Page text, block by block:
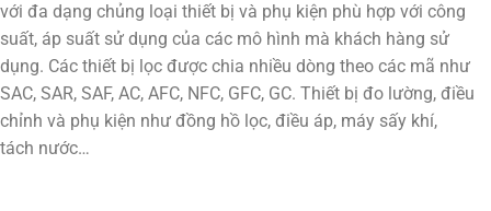
với đa dạng chủng loại thiết bị và phụ kiện phù hợp với công
suất, áp suất sử dụng của các mô hình mà khách hàng sử
dụng. Các thiết bị lọc được chia nhiều dòng theo các mã như
SAC, SAR, SAF, AC, AFC, NFC, GFC, GC. Thiết bị đo lường, điều
chỉnh và phụ kiện như đồng hồ lọc, điều áp, máy sấy khí,
tách nước…